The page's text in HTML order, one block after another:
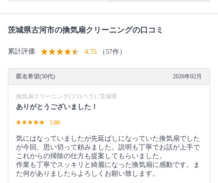
茨城県古河市の換気扇クリーニングの口コミ
累計評価 4.75 （57件）
匿名希望(50代) 2026年02月
換気扇クリーニング(プロペラ) | 茨城県
ありがとうございました！
5.00
気にはなっていましたが先延ばしになっていた換気扇でした
が今回、思い切って頼みました。説明も丁寧でお話が上手で
これからの掃除の仕方も提案してもらいました。
作業も丁寧でスッキリと綺麗になった換気扇に感動です。ま
た何がありましたらよろしくお願い致します。